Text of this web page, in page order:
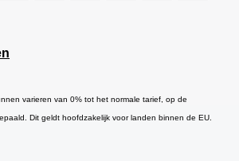
varieren van 0% tot het normale tarief, op de
Dit geldt hoofdzakelijk voor landen binnen de EU.